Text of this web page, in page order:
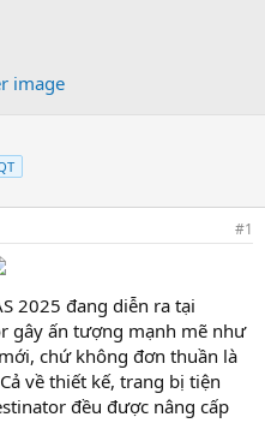
#1
2025 đang diễn ra tại
gây ấn tượng mạnh mẽ như
chứ không đơn thuần là
về thiết kế, trang bị tiện
đều được nâng cấp